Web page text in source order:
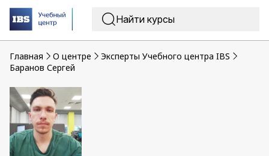
Главная O центре
Эксперты Учебного центра IBS
Баранов Сергей